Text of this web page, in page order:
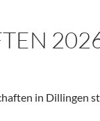
in Dillingen